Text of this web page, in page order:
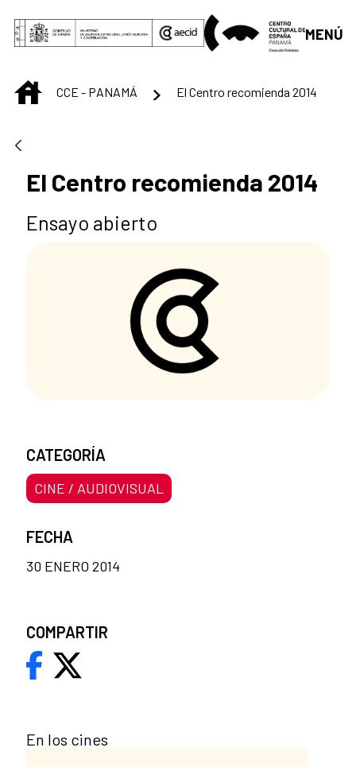
Saltar al contenido principal
MENÚ
INICIOCCE - PANAMÁ El Centro recomienda 2014
El Centro recomienda 2014
Ensayo abierto
En los cines
CATEGORÍA
CINE / AUDIOVISUAL
FECHA
30 ENERO 2014
COMPARTIR